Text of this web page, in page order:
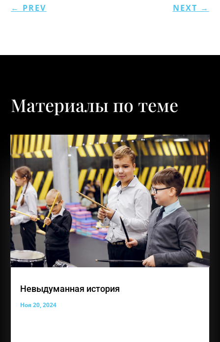
← PREV NEXT →
Материалы по теме
Невыдуманная история
Ноя 20, 2024